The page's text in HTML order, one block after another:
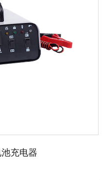
。 ●单相、便携式、
/发动机启动/发电机检查
●过热保护。 ●所有铅胶
池充电器